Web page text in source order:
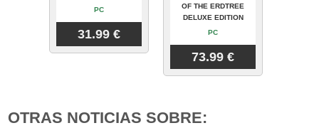
PC
31.99 €
OF THE ERDTREE
DELUXE EDITION
PC
73.99 €
OTRAS NOTICIAS SOBRE: